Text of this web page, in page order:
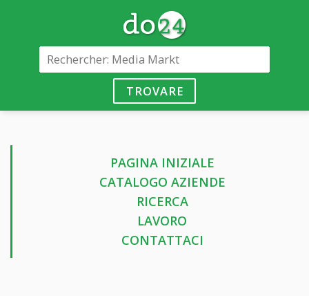
TROVARE
PAGINA INIZIALE
CATALOGO AZIENDE
RICERCA
LAVORO
CONTATTACI